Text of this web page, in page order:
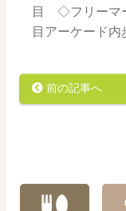
目 ◇フリーマ
目アーケード内
前の記事へ